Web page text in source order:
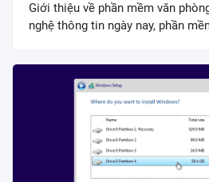
Giới thiệu về phần mềm văn
nghệ thông tin ngày nay, phần